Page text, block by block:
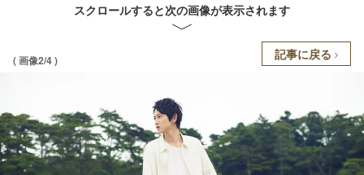
スクロールすると次の画像が表示されます
( 画像2/4 ) 記事に戻る